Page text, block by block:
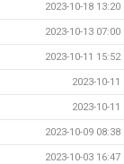
2023-10-18 13:20
2023-10-13 07:00
2023-10-11 15:52
2023-10-11
2023-10-11
2023-10-09 08:38
2023-10-03 16:47